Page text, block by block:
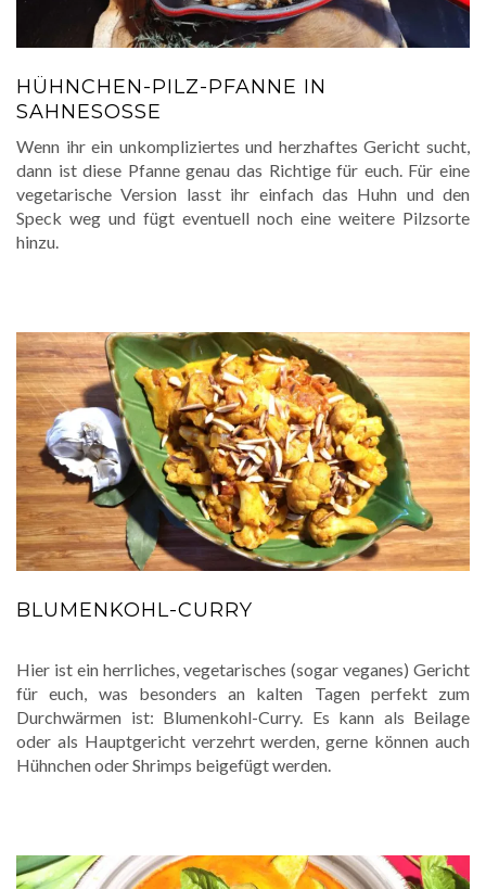
HÜHNCHEN-PILZ-PFANNE IN
SAHNESOSSE
Wenn ihr ein unkompliziertes und herzhaftes Gericht sucht,
dann ist diese Pfanne genau das Richtige für euch. Für eine
vegetarische Version lasst ihr einfach das Huhn und den
Speck weg und fügt eventuell noch eine weitere Pilzsorte
hinzu.
BLUMENKOHL-CURRY
Hier ist ein herrliches, vegetarisches (sogar veganes) Gericht
für euch, was besonders an kalten Tagen perfekt zum
Durchwärmen ist: Blumenkohl-Curry. Es kann als Beilage
oder als Hauptgericht verzehrt werden, gerne können auch
Hühnchen oder Shrimps beigefügt werden.